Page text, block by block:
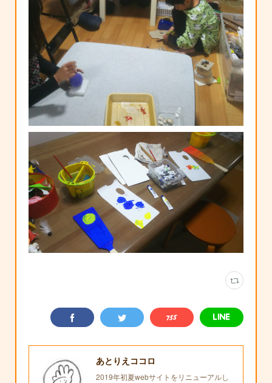
あとりえココロ
2019年初夏webサイトをリニューアルし